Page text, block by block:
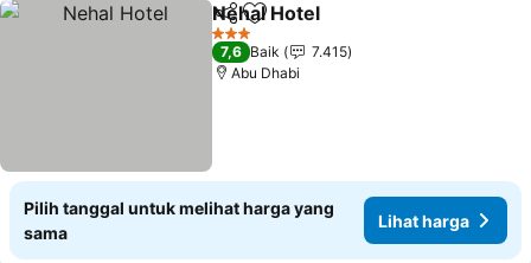
BagikanTambahkan ke favorit
Nehal Hotel
3 Bintang
7,6 Baik
7.415
Abu Dhabi
Pilih tanggal untuk melihat harga yang
sama
Lihat harga